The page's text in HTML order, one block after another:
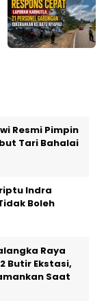
Resmi Pimpin
Tari Bahalai
Indra
Boleh
Raya
Butir Ekstasi,
Saat